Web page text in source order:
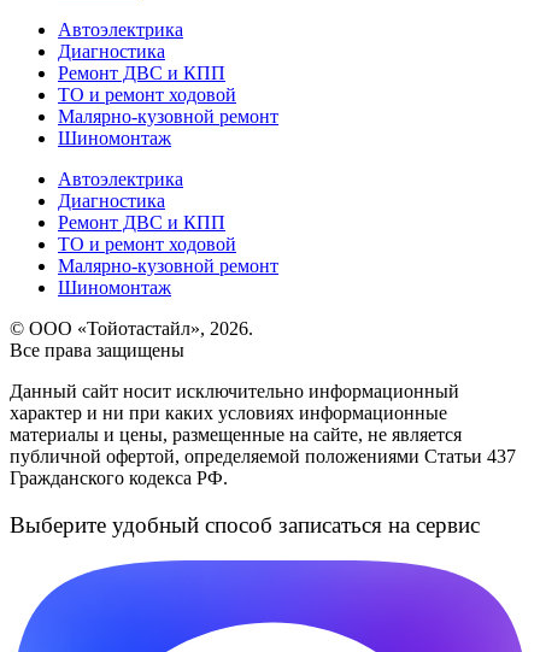
Автоэлектрика
Диагностика
Ремонт ДВС и КПП
ТО и ремонт ходовой
Малярно-кузовной ремонт
Шиномонтаж
Автоэлектрика
Диагностика
Ремонт ДВС и КПП
ТО и ремонт ходовой
Малярно-кузовной ремонт
Шиномонтаж
© ООО «Тойотастайл», 2026.
Все права защищены
Данный сайт носит исключительно информационный
характер и ни при каких условиях информационные
материалы и цены, размещенные на сайте, не является
публичной офертой, определяемой положениями Статьи 437
Гражданского кодекса РФ.
Выберите удобный способ записаться на сервис